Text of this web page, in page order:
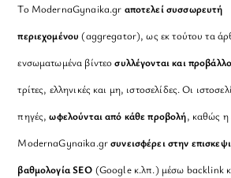
Το ModernaGynaika.gr αποτελεί συσσωρευτή
περιεχομένου (aggregator), ως εκ τούτου τα
ενσωματωμένα βίντεοσυλλέγονται και
τρίτες, ελληνικές και μη, ιστοσελίδες. Οι
πηγές,ωφελούνται από κάθε προβολή, καθώς η
ModernaGynaika.grσυνεισφέρει στην
βαθμολογία SEO (Google κ.λπ.) μέσω backlink